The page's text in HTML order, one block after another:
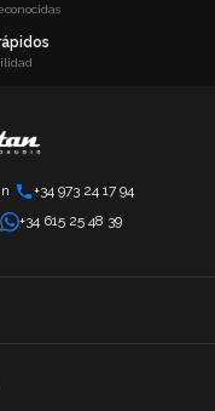
+34 973 24 17 94
+34 615 25 48 39